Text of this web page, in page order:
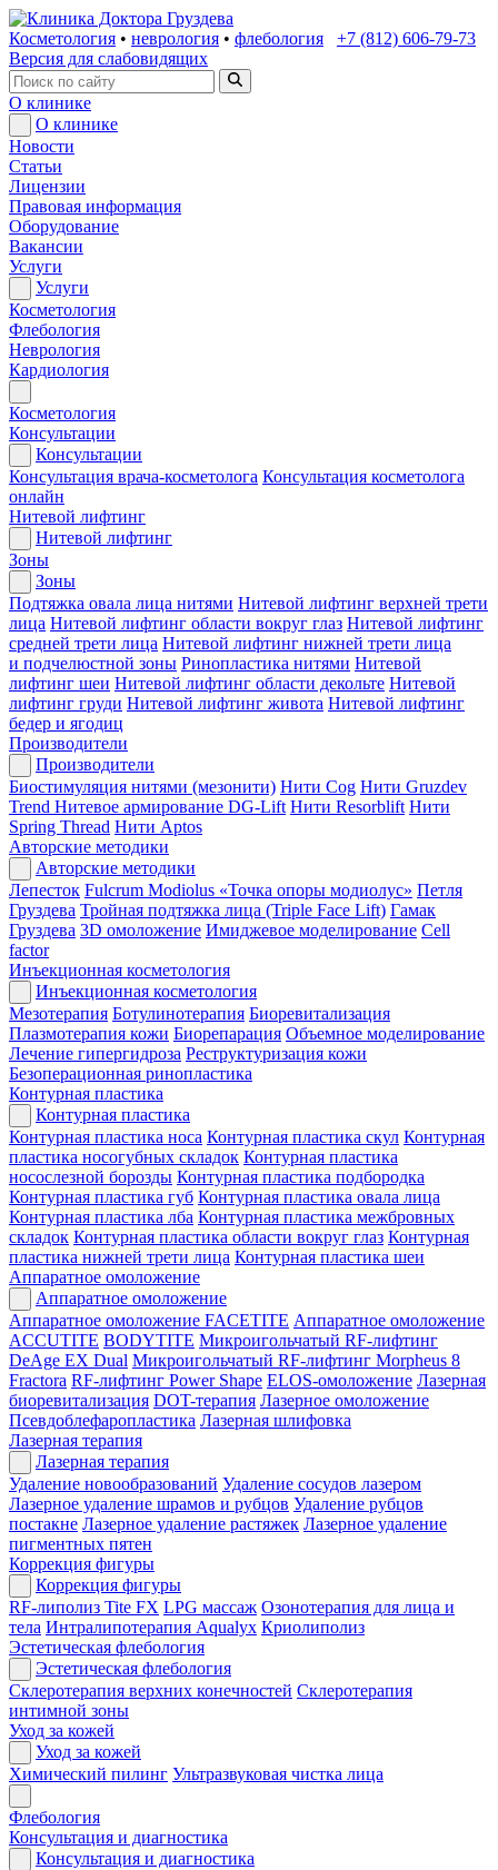
Косметология • неврология • флебология
+7 (812) 606-79-73
Версия для слабовидящих
О клинике
О клинике
Новости
Статьи
Лицензии
Правовая информация
Оборудование
Вакансии
Услуги
Услуги
Косметология
Флебология
Неврология
Кардиология
Косметология
Консультации
Консультации
Консультация врача-косметолога Консультация косметолога
онлайн
Нитевой лифтинг
Нитевой лифтинг
Зоны
Зоны
Подтяжка овала лица нитями Нитевой лифтинг верхней трети
лица Нитевой лифтинг области вокруг глаз Нитевой лифтинг
средней трети лица Нитевой лифтинг нижней трети лица
и подчелюстной зоны Ринопластика нитями Нитевой
лифтинг шеи Нитевой лифтинг области декольте Нитевой
лифтинг груди Нитевой лифтинг живота Нитевой лифтинг
бедер и ягодиц
Производители
Производители
Биостимуляция нитями (мезонити) Нити Cog Нити Gruzdev
Trend Нитевое армирование DG-Lift Нити Resorblift Нити
Spring Thread Нити Aptos
Авторские методики
Авторские методики
Лепесток Fulcrum Modiolus «Точка опоры модиолус» Петля
Груздева Тройная подтяжка лица (Triple Face Lift) Гамак
Груздева 3D омоложение Имиджевое моделирование Cell
factor
Инъекционная косметология
Инъекционная косметология
Мезотерапия Ботулинотерапия Биоревитализация
Плазмотерапия кожи Биорепарация Объемное моделирование
Лечение гипергидроза Реструктуризация кожи
Безоперационная ринопластика
Контурная пластика
Контурная пластика
Контурная пластика носа Контурная пластика скул Контурная
пластика носогубных складок Контурная пластика
носослезной борозды Контурная пластика подбородка
Контурная пластика губ Контурная пластика овала лица
Контурная пластика лба Контурная пластика межбровных
складок Контурная пластика области вокруг глаз Контурная
пластика нижней трети лица Контурная пластика шеи
Аппаратное омоложение
Аппаратное омоложение
Аппаратное омоложение FACETITE Аппаратное омоложение
ACCUTITE BODYTITE Микроигольчатый RF-лифтинг
DeAge EX Dual Микроигольчатый RF-лифтинг Morpheus 8
Fractora RF-лифтинг Power Shape ELOS-омоложение Лазерная
биоревитализация DOT-терапия Лазерное омоложение
Псевдоблефаропластика Лазерная шлифовка
Лазерная терапия
Лазерная терапия
Удаление новообразований Удаление сосудов лазером
Лазерное удаление шрамов и рубцов Удаление рубцов
постакне Лазерное удаление растяжек Лазерное удаление
пигментных пятен
Коррекция фигуры
Коррекция фигуры
RF-липолиз Tite FX LPG массаж Озонотерапия для лица и
тела Интралипотерапия Aqualyx Криолиполиз
Эстетическая флебология
Эстетическая флебология
Склеротерапия верхних конечностей Склеротерапия
интимной зоны
Уход за кожей
Уход за кожей
Химический пилинг Ультразвуковая чистка лица
Флебология
Консультация и диагностика
Консультация и диагностика